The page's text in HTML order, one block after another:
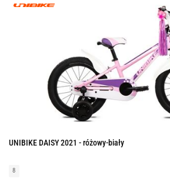
UNIBIKE DAISY 2021 - różowy-biały
8